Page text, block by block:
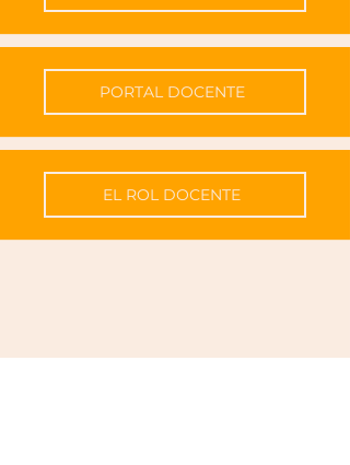
PORTAL DOCENTE
EL ROL DOCENTE